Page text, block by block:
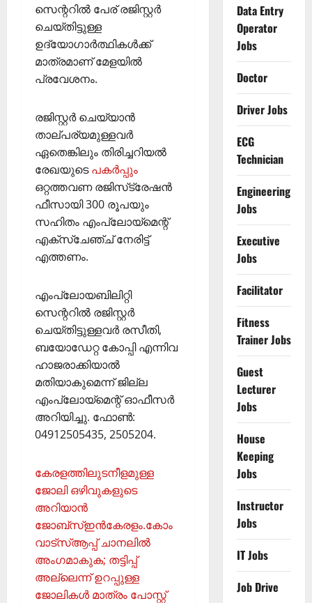
സെന്ററില്‍ പേര് രജിസ്റ്റര്‍
ചെയ്തിട്ടുള്ള
ഉദ്യോഗാര്‍ത്ഥികള്‍ക്ക്
മാത്രമാണ് മേളയില്‍
പ്രവേശനം.
രജിസ്റ്റര്‍ ചെയ്യാന്‍
താല്പര്യമുള്ളവര്‍
ഏതെങ്കിലും തിരിച്ചറിയല്‍
രേഖയുടെപകര്‍പ്പും
ഒറ്റത്തവണ രജിസ്‌ട്രേഷന്‍
ഫീസായി 300 രൂപയും
സഹിതം എംപ്ലോയ്‌മെന്റ്
എക്‌സ്‌ചേഞ്ച് നേരിട്ട്
എത്തണം.
എംപ്ലോയബിലിറ്റി
സെന്ററില്‍ രജിസ്റ്റര്‍
ചെയ്തിട്ടുള്ളവര്‍ രസീതി,
ബയോഡേറ്റ കോപ്പി എന്നിവ
ഹാജരാക്കിയാല്‍
മതിയാകുമെന്ന് ജില്ല
എംപ്ലോയ്‌മെന്റ് ഓഫീസര്‍
അറിയിച്ചു. ഫോണ്‍:
04912505435, 2505204.
കേരളത്തിലുടനീളമുള്ള
ജോലി ഒഴിവുകളുടെ
അറിയാന്‍
ജോബ്‌സ്ഇന്‍കേരളം.കോം
വാട്‌സ്ആപ്പ് ചാനലില്‍
അംഗമാകുക; തട്ടിപ്പ്
അല്ലെന്ന് ഉറപ്പുള്ള
ജോലികള്‍ മാത്രം പോസ്റ്റ്
Data Entry
Operator
Jobs
Doctor
Driver Jobs
ECG
Technician
Engineering
Jobs
Executive
Jobs
Facilitator
Fitness
Trainer Jobs
Guest
Lecturer
Jobs
House
Keeping
Jobs
Instructor
Jobs
IT Jobs
Job Drive